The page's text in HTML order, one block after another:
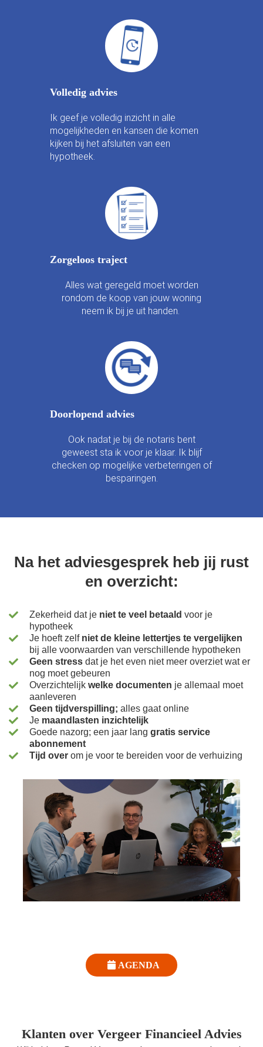
Volledig advies
Ik geef je volledig inzicht in alle
mogelijkheden en kansen die komen
kijken bij het afsluiten van een
hypotheek.
Zorgeloos traject
Alles wat geregeld moet worden
rondom de koop van jouw woning
neem ik bij je uit handen.
Doorlopend advies
Ook nadat je bij de notaris bent
geweest sta ik voor je klaar. Ik blijf
checken op mogelijke verbeteringen of
besparingen.
Na het adviesgesprek heb jij rust
en overzicht:
Zekerheid dat je niet te veel betaald voor je
hypotheek
Je hoeft zelf niet de kleine lettertjes te vergelijken
bij alle voorwaarden van verschillende hypotheken
Geen stress dat je het even niet meer overziet wat er
nog moet gebeuren
Overzichtelijk welke documenten je allemaal moet
aanleveren
Geen tijdverspilling; alles gaat online
Je maandlasten inzichtelijk
Goede nazorg; een jaar lang gratis service
abonnement
Tijd over om je voor te bereiden voor de verhuizing
AGENDA
Klanten over Vergeer Financieel Advies